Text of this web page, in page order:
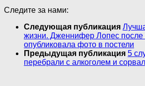
Следите за нами:
Следующая публикация
жизни. Дженнифер Лопес после
опубликовала фото в постели
Предыдущая публикация 5
перебрали с алкоголем и